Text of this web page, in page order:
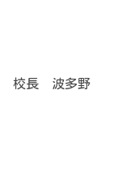
校長 波多野